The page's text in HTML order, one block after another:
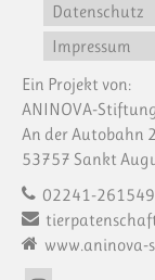
Datenschutz
Impressum
Ein Projekt von:
ANINOVA-Stiftung
An der Autobahn
53757 Sankt
02241-